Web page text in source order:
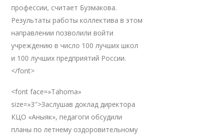
профессии, считает Бузмакова.
Результаты работы коллектива в этом
направлении позволили войти
учреждению в число 100 лучших школ
и 100 лучших предприятий России.
</font>
<font face=»Tahoma»
size=»3″>Заслушав доклад директора
КЦО «Аныяк», педагоги обсудили
планы по летнему оздоровительному